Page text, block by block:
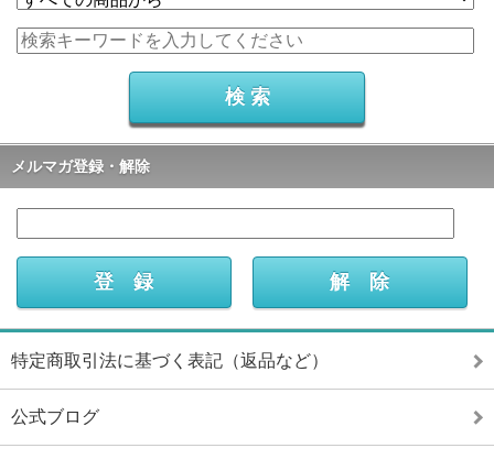
メルマガ登録・解除
特定商取引法に基づく表記（返品など）
公式ブログ